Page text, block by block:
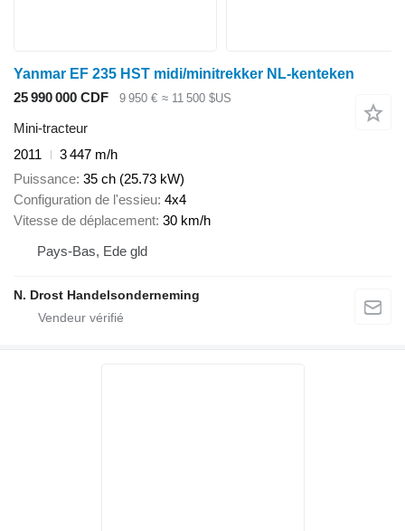
Yanmar EF 235 HST midi/minitrekker NL-kenteken
25 990 000 CDF
9 950 € ≈ 11 500 $US
Mini-tracteur
2011
3 447 m/h
Puissance 35 ch (25.73 kW)
Configuration de l'essieu 4x4
Vitesse de déplacement 30 km/h
Pays-Bas, Ede gld
N. Drost Handelsonderneming